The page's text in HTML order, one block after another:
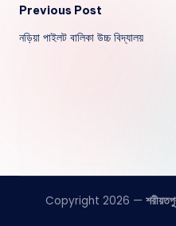
Post
navigation
Previous Post
নড়িয়া পাইলট বালিকা উচ্চ বিদ্যালয়
Copyright 2026 —